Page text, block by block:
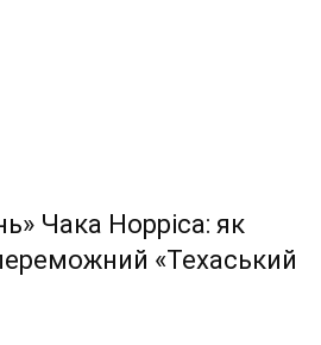
Чака Норріса: як
«Техаський